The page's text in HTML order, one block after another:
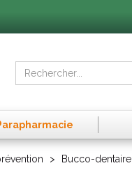
Bucco-dentaire